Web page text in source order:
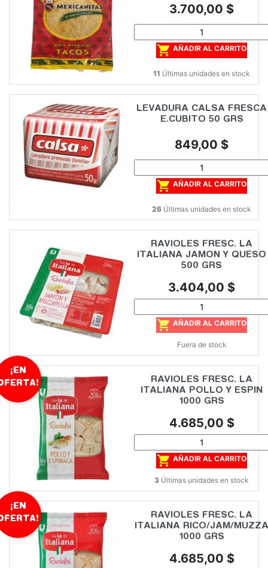
Precio
3.700,00 $
 AÑADIR AL CARRITO
11 Últimas unidades en stock
LEVADURA CALSA FRESCA
E.CUBITO 50 GRS
Precio
849,00 $
 AÑADIR AL CARRITO
26 Últimas unidades en stock
RAVIOLES FRESC. LA
ITALIANA JAMON Y QUESO
500 GRS
Precio
3.404,00 $
 AÑADIR AL CARRITO
Fuera de stock
RAVIOLES FRESC. LA
ITALIANA POLLO Y ESPIN
1000 GRS
Precio
4.685,00 $
 AÑADIR AL CARRITO
3 Últimas unidades en stock
¡EN
RAVIOLES FRESC. LA
ITALIANA RICO/JAM/MUZZA
1000 GRS
Precio
4.685,00 $
¡EN